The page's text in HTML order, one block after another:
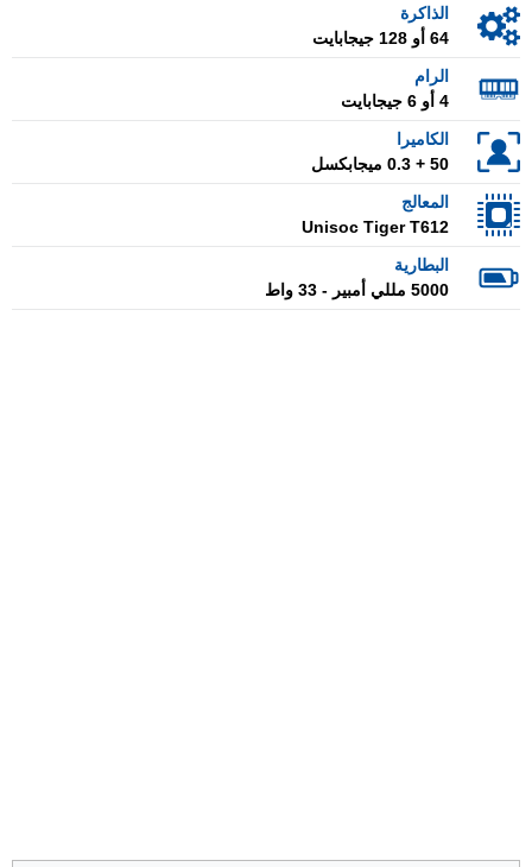
الذاكرة
64 أو 128 جيجابايت
الرام
4 أو 6 جيجابايت
الكاميرا
50 + 0.3 ميجابكسل
المعالج
Unisoc Tiger T612
البطارية
5000 مللي أمبير - 33 واط